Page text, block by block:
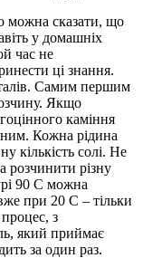
можна сказати, що
у домашніх
час не
ці знання.
Самим першим
Якщо
каміння
Кожна рідина
кількість солі. Не
розчинити різну
90 С можна
при 20 С – тільки
з
який приймає
за один раз.